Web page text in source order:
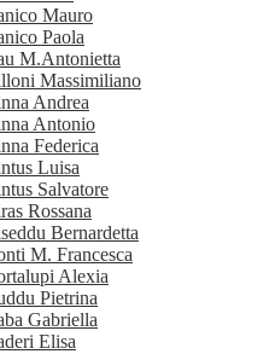
Mauro
Paola
M.Antonietta
Massimiliano
Andrea
Antonio
Federica
Luisa
Salvatore
Rossana
Bernardetta
M. Francesca
Alexia
Pietrina
Gabriella
Elisa